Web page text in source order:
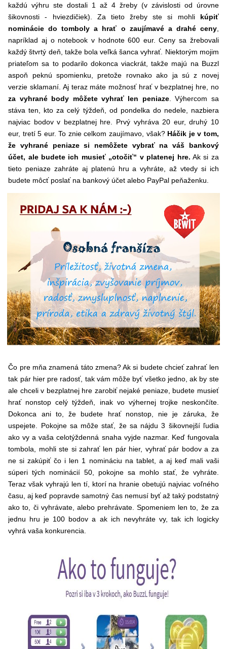
každú výhru ste dostali 1 až 4 žreby (v závislosti od úrovne
šikovnosti - hviezdičiek). Za tieto žreby ste si mohli kúpiť
nominácie do tomboly a hrať o zaujímavé a drahé ceny,
napríklad aj o notebook v hodnote 600 eur. Ceny sa žrebovali
každý štvrtý deň, takže bola veľká šanca vyhrať. Niektorým mojim
priateľom sa to podarilo dokonca viackrát, takže majú na Buzzl
aspoň peknú spomienku, pretože rovnako ako ja sú z novej
verzie sklamaní. Aj teraz máte možnosť hrať v bezplatnej hre, no
za vyhrané body môžete vyhrať len peniaze. Výhercom sa
stáva ten, kto za celý týždeň, od pondelka do nedele, nazbiera
najviac bodov v bezplatnej hre. Prvý vyhráva 20 eur, druhý 10
eur, tretí 5 eur. To znie celkom zaujímavo, však? Háčik je v tom,
že vyhrané peniaze si nemôžete vybrať na váš bankový
účet, ale budete ich musieť „otočiť“ v platenej hre. Ak si za
tieto peniaze zahráte aj platenú hru a vyhráte, až vtedy si ich
budete môcť poslať na bankový účet alebo PayPal peňaženku.
Čo pre mňa znamená táto zmena? Ak si budete chcieť zahrať len
tak pár hier pre radosť, tak vám môže byť všetko jedno, ak by ste
ale chceli v bezplatnej hre zarobiť nejaké peniaze, budete musieť
hrať nonstop celý týždeň, inak vo výhernej trojke neskončíte.
Dokonca ani to, že budete hrať nonstop, nie je záruka, že
uspejete. Pokojne sa môže stať, že sa nájdu 3 šikovnejší ľudia
ako vy a vaša celotýždenná snaha vyjde nazmar. Keď fungovala
tombola, mohli ste si zahrať len pár hier, vyhrať pár bodov a za
ne si zakúpiť čo i len 1 nomináciu na tablet, a aj keď mali vaši
súperi tých nominácií 50, pokojne sa mohlo stať, že vyhráte.
Teraz však vyhrajú len tí, ktorí na hranie obetujú najviac voľného
času, aj keď popravde samotný čas nemusí byť až taký podstatný
ako to, či vyhrávate, alebo prehrávate. Spomeniem len to, že za
jednu hru je 100 bodov a ak ich nevyhráte vy, tak ich logicky
vyhrá vaša konkurencia.